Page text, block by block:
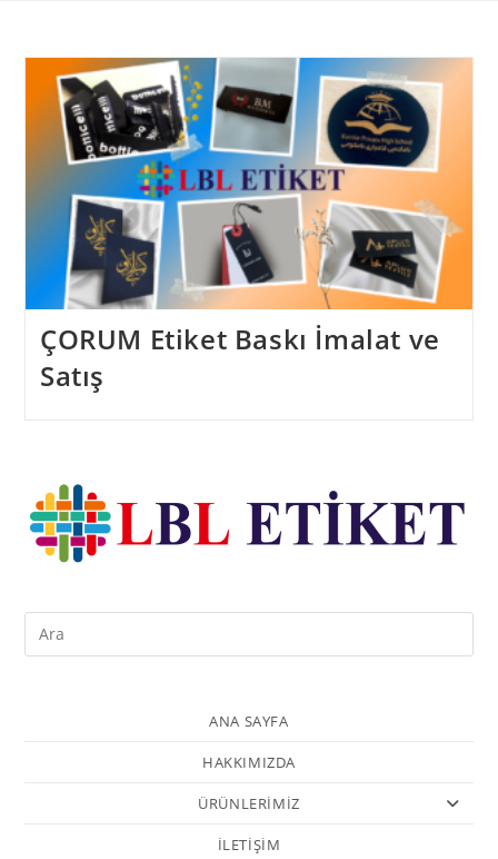
ÇORUM Etiket Baskı İmalat ve
Satış
ANA SAYFA
HAKKIMIZDA
ÜRÜNLERİMİZ
İLETİŞİM